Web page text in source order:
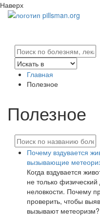
Наверх
Главная
Полезное
Полезное
Почему вздувается
вызывающие
Когда вздувается
не только
неловкости. Почему
проверить, чтобы
вызывают метеоризм?